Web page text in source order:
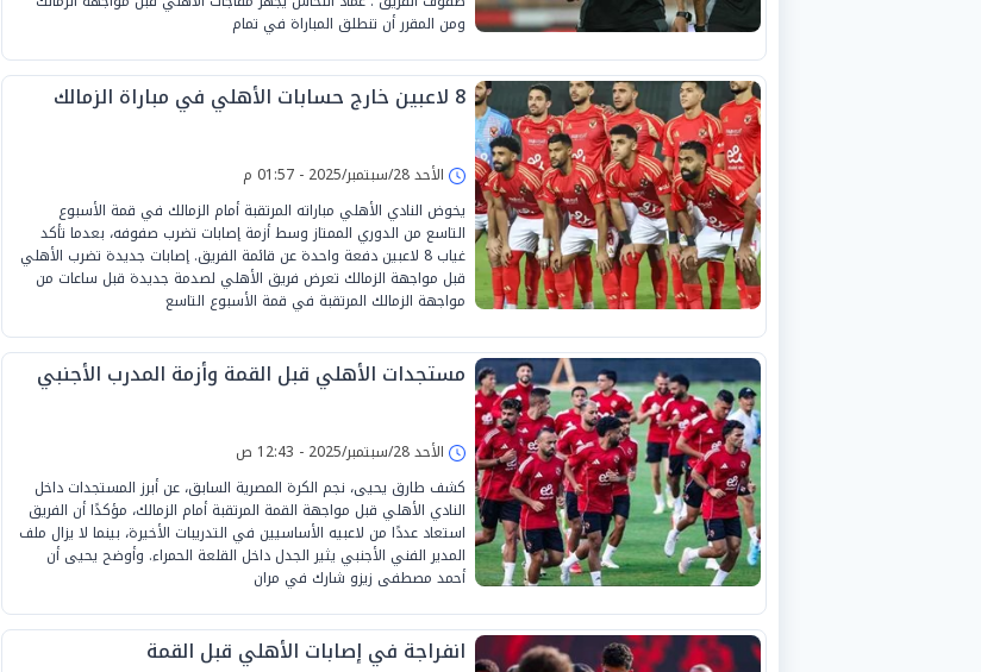
ومن المقرر أن تنطلق المباراة في تمام
8 لاعبين خارج حسابات الأهلي في مباراة الزمالك
الأحد 28/سبتمبر/2025 - 01:57 م
يخوض النادي الأهلي مباراته المرتقبة أمام الزمالك في قمة الأسبوع
التاسع من الدوري الممتاز وسط أزمة إصابات تضرب صفوفه، بعدما تأكد
غياب 8 لاعبين دفعة واحدة عن قائمة الفريق. إصابات جديدة تضرب الأهلي
قبل مواجهة الزمالك تعرض فريق الأهلي لصدمة جديدة قبل ساعات من
مواجهة الزمالك المرتقبة في قمة الأسبوع التاسع
مستجدات الأهلي قبل القمة وأزمة المدرب الأجنبي
الأحد 28/سبتمبر/2025 - 12:43 ص
كشف طارق يحيى، نجم الكرة المصرية السابق، عن أبرز المستجدات داخل
النادي الأهلي قبل مواجهة القمة المرتقبة أمام الزمالك، مؤكدًا أن الفريق
استعاد عددًا من لاعبيه الأساسيين في التدريبات الأخيرة، بينما لا يزال ملف
المدير الفني الأجنبي يثير الجدل داخل القلعة الحمراء. وأوضح يحيى أن
أحمد مصطفى زيزو شارك في مران
انفراجة في إصابات الأهلي قبل القمة